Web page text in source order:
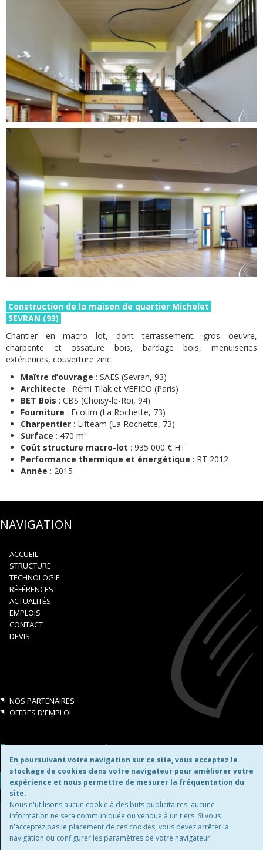
Construction de la maison de quartier Michelet
SEVRAN (93)
Chantier en macro lot, dont terrassement, gros oeuvre,
charpente et ossature bois, bardage bois, menuiseries
extérieures, couverture zinc.
Maître d’ouvrage : SAES (Sevran, 93)
Architecte : Rémi Tilak et VEFICO (Paris)
BET Bois : CBS (Choisy-le-Roi, 94)
Fourniture : Ecotim (La Rochette, 73)
Charpentier : Lifteam (La Rochette, 73)
Surface : 470 m²
Coût structure macro-lot : 935 000 € HT
Performance thermique et énergétique : RT 2012
Année : 2015
NAVIGATION
ACCUEIL
STRUCTURE
TECHNOLOGIE
RÉFÉRENCES
ACTUALITÉS
EMPLOIS
CONTACT
DEVIS
NOS PARTENAIRES
OFFRES D'EMPLOI
Retrouvez-nous aussi sur:
Copyright ©2026
MENTIONS LÉGALES
En poursuivant votre navigation sur ce site, vous acceptez le
stockage de cookies dans votre navigateur pour améliorer votre
expérience et nous permettre de mesurer la fréquentation du
site.
Nous n'utilisons aucun cookie à des buts publicitaires, aucune
information ne sera communiquée ou vendue à un tiers. Si vous
n'acceptez pas le placement de ces cookies, vous devez arrêter la
navigation ou configurer les paramètres de votre navigateur.